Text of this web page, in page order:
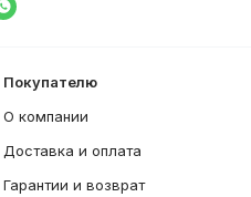
Покупателю
О компании
Доставка и оплата
Гарантии и возврат
Написать в WhatsApp